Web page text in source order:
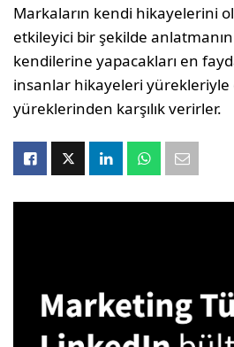
Markaların kendi hikayelerini
etkileyici bir şekilde anlatmanın
kendilerine yapacakları en
insanlar hika­yeleri
yürekle­rinden karşılık verirler.